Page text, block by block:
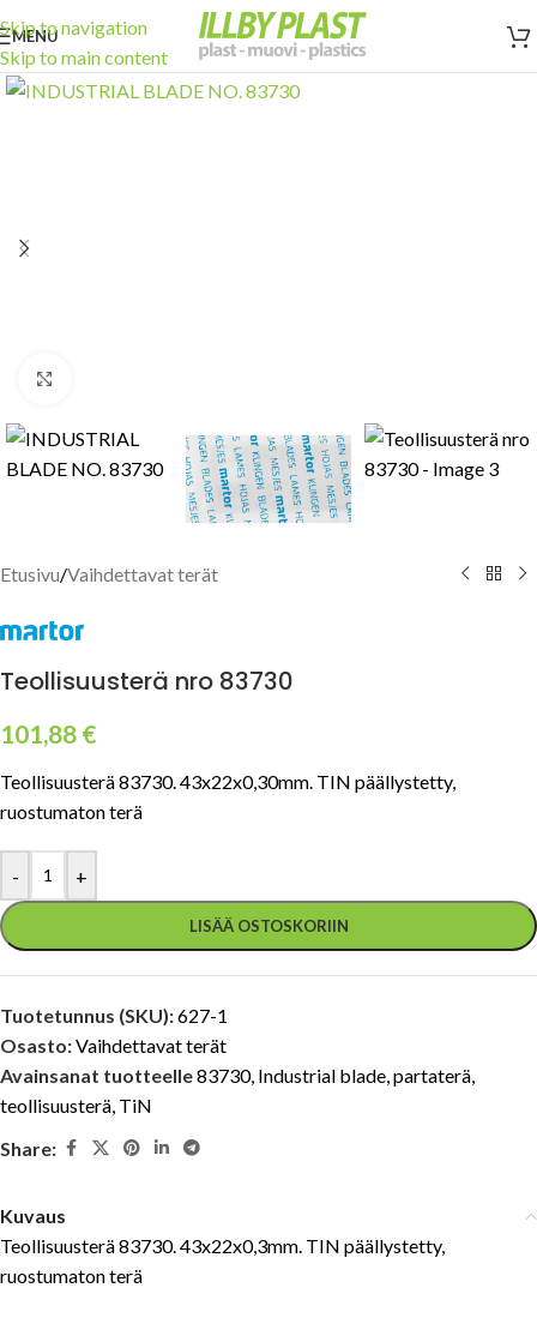
Skip to navigation
Skip to main content
MENU
Etusivu/Vaihdettavat terät
Teollisuusterä nro 83730
101,88 €
Teollisuusterä 83730. 43x22x0,30mm. TIN päällystetty,
ruostumaton terä
- +
LISÄÄ OSTOSKORIIN
Tuotetunnus (SKU):627-1
Osasto:Vaihdettavat terät
Avainsanat tuotteelle83730, Industrial blade,partaterä,
teollisuusterä, TiN
Share:
Kuvaus
Teollisuusterä 83730. 43x22x0,3mm. TIN päällystetty,
ruostumaton terä